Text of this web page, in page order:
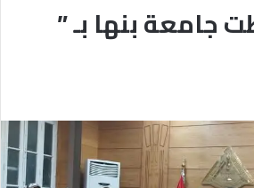
بنها بـ ”